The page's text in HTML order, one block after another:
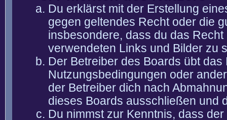
Du erklärst mit der Erstellung
gegen geltendes Recht oder die
insbesondere, dass du das
verwendeten Links und Bilder zu
Der Betreiber des Boards übt
Nutzungsbedingungen oder
der Betreiber dich nach
dieses Boards ausschließen und
Du nimmst zur Kenntnis, dass